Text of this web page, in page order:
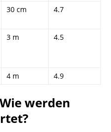
30 cm 4.7
3 m 4.5
4 m 4.9
werden